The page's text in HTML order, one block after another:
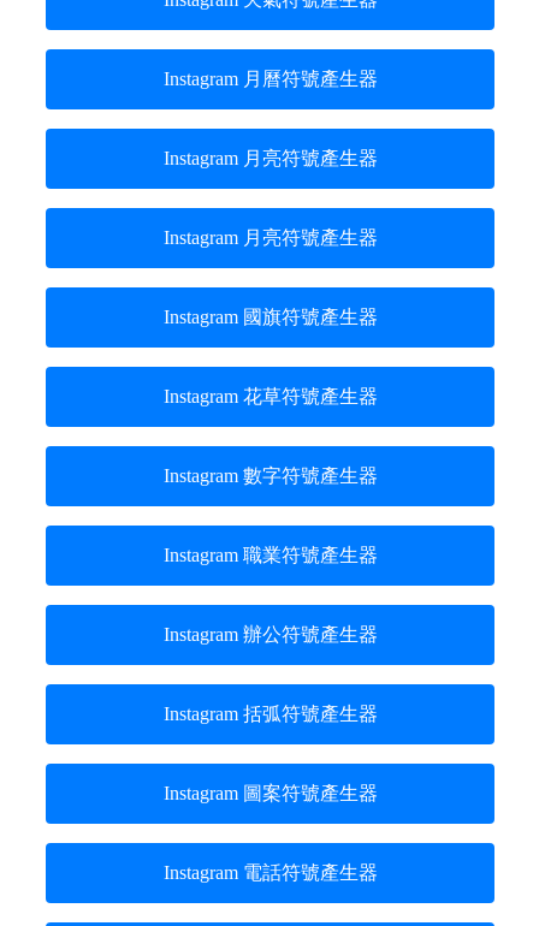
Instagram 月曆符號產生器
Instagram 月亮符號產生器
Instagram 月亮符號產生器
Instagram 國旗符號產生器
Instagram 花草符號產生器
Instagram 數字符號產生器
Instagram 職業符號產生器
Instagram 辦公符號產生器
Instagram 括弧符號產生器
Instagram 圖案符號產生器
Instagram 電話符號產生器